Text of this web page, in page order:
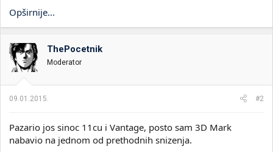
Opširnije...
ThePocetnik
Moderator
09.01.2015. #2
Pazario jos sinoc 11cu i Vantage, posto sam 3D Mark
nabavio na jednom od prethodnih snizenja.